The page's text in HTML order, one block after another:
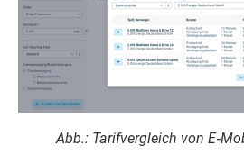
Abb.: Tarif­ver­gleich von